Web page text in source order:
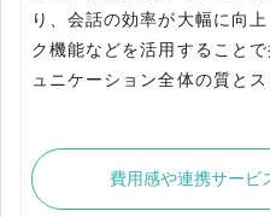
り、会話の効率が大幅に向
ク機能などを活用すること
ュニケーション全体の質と
費用感や連携サービ